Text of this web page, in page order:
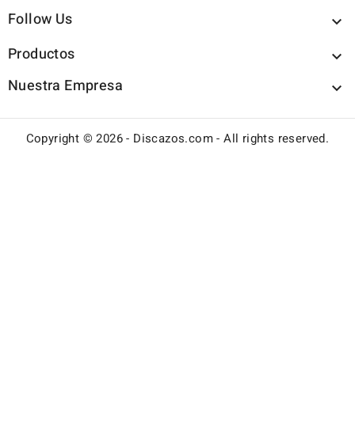
Follow Us 
Productos 
Nuestra Empresa 
Copyright © 2026 - Discazos.com - All rights reserved.